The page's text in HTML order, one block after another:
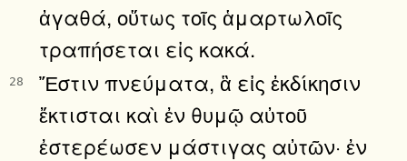
ἀγαθά, οὕτως τοῖς ἁμαρτωλοῖς
τραπήσεται εἰς κακά.
28
Ἔστιν πνεύματα, ἃ εἰς ἐκδίκησιν
ἔκτισται καὶ ἐν θυμῷ αὐτοῦ
ἐστερέωσεν μάστιγας αὐτῶν· ἐν